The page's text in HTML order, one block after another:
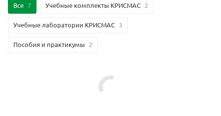
Все 7 Учебные комплекты КРИСМАС 2
Учебные лаборатории КРИСМАС 3
Пособия и практикумы 2